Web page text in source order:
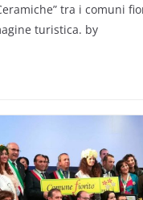
tra i comuni
turistica. by